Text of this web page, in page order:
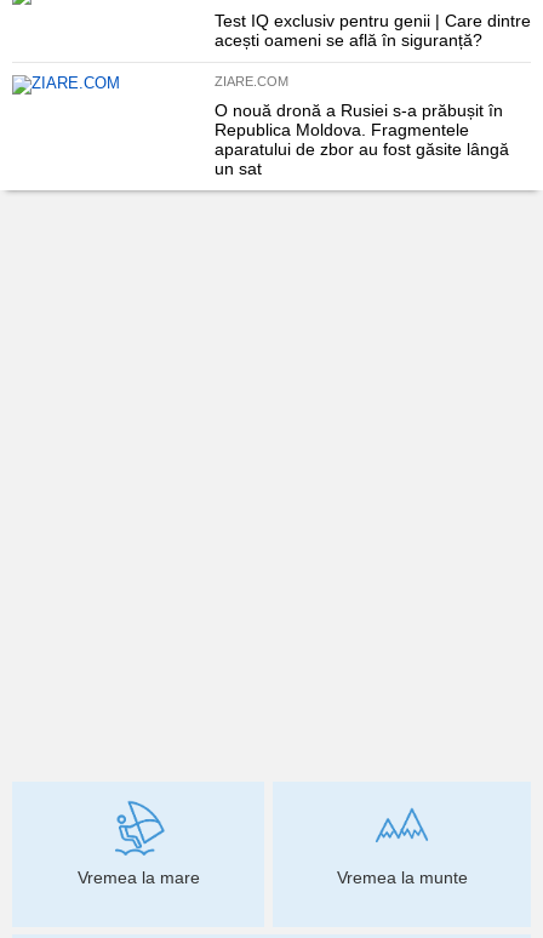
Test IQ exclusiv pentru genii | Care dintre
acești oameni se află în siguranță?
ZIARE.COM
O nouă dronă a Rusiei s-a prăbușit în
Republica Moldova. Fragmentele
aparatului de zbor au fost găsite lângă
un sat
Vremea la mare Vremea la munte